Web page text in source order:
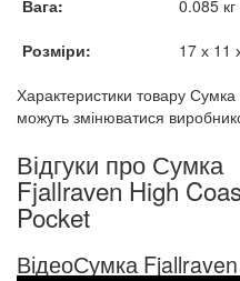
Вага:
0.085 кг
Розміри:
17 х 11
Характеристики товару
можуть змінюватися
Відгуки про Сумка
Fjallraven High
Pocket
ВідеоСумка